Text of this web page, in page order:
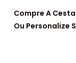
Compre A
Ou Personalize